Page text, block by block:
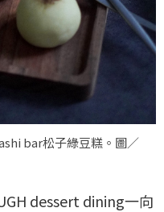
bar松子綠豆糕。圖／
dessert dining一向